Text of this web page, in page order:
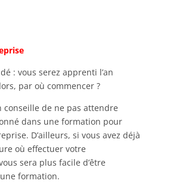
: vous serez apprenti l’an
par où commencer ?
conseille de ne pas attendre
dans une formation pour
D’ailleurs, si vous avez déjà
où effectuer votre
sera plus facile d’être
formation.